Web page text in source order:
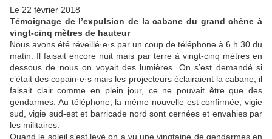
Le 22 février 2018
Témoignage de l’expulsion de la cabane du grand chêne à
vingt-cinq mètres de hauteur
Nous avons été réveillé·e·s par un coup de téléphone à 6 h 30 du
matin. Il faisait encore nuit mais par terre à vingt-cinq mètres en
dessous de nous on voyait des lumières. On s’est demandé si
c’était des copain·e·s mais les projecteurs éclairaient la cabane, il
faisait clair comme en plein jour, ce ne pouvait être que des
gendarmes. Au téléphone, la même nouvelle est confirmée, vigie
sud, vigie sud-est et barricade nord sont cernées et envahies par
les militaires.
Quand le soleil s’est levé on a vu une vingtaine de gendarmes en